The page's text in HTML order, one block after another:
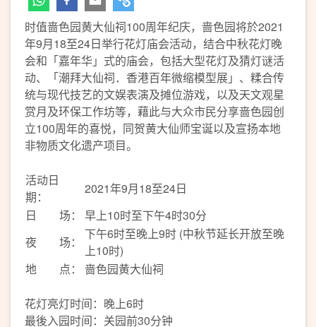
时值啬色园黄大仙祠100周年纪庆，啬色园将於2021
年9月18至24日举行花灯庙会活动，结合中秋花灯晚
会和「嘉年华」式的庙会，包括大型花灯及猜灯谜活
动、「潮拜大仙祠．香港百年微缩模型展」、糅合传
统与现代技艺的文娱表演及摊位游戏，以及天文观星
赏月及环保工作坊等，藉此与大众市民分享啬色园创
立100周年的喜悦，同贺黄大仙师宝诞以及宣扬本地
非物质文化遗产项目。
活动日
期：
2021年9月18至24日
日 场：
早上10时至下午4时30分
夜 场：
下午6时至晚上9时 (中秋节延长开放至晚
上10时)
地 点：
啬色园黄大仙祠
花灯亮灯时间：晚上6时
最後入园时间：关园前30分钟